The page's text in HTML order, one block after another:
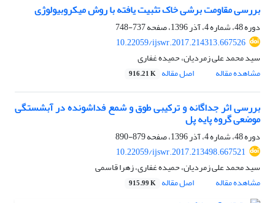
بررسی مقاومت برشی خاک تثبیت یافته با روش میکروبیولوژی
دوره 48، شماره 4، آذر 1396، صفحه
737-748
10.22059/ijswr.2017.214313.667526
سید محمد علی زمردیان، حمیده غفاری
مشاهده مقاله
اصل مقاله 916.21 K
بررسی اثر جداگانه و ترکیبی طوق و شمع‌ فداشونده در آبشستگی
موضعی گروه پایه پل
دوره 48، شماره 4، آذر 1396، صفحه
879-890
10.22059/ijswr.2017.213498.667521
سید محمد علی زمردیان، حمیده غفاری، زهرا قاسمی
مشاهده مقاله
اصل مقاله 915.99 K